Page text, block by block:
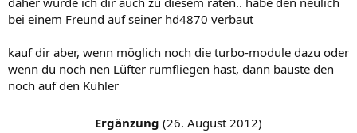
bei einem Freund auf seiner hd4870 verbaut
kauf dir aber, wenn möglich noch die turbo-module dazu oder
wenn du noch nen Lüfter rumfliegen hast, dann bauste den
noch auf den Kühler
Ergänzung (26. August 2012)